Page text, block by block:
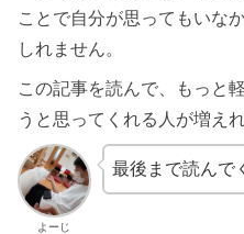
ことで自分が思ってもいな
しれません。
この記事を読んで、もっと
うと思ってくれる人が増え
よーじ
最後まで読んで